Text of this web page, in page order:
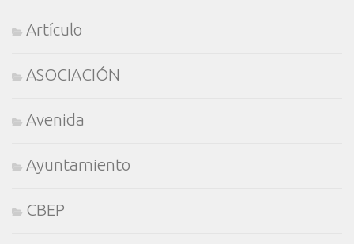
Artículo
ASOCIACIÓN
Avenida
Ayuntamiento
CBEP